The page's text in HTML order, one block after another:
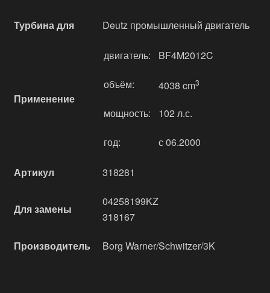
Турбина для Deutz промышленный двигатель
Применение
двигатель: BF4M2012C
объём: 4038 cm3
мощность: 102 л.с.
год: с 06.2000
Артикул 318281
Для замены
04258199KZ
318167
Производитель Borg Warner/Schwitzer/3K